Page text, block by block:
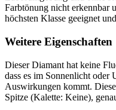
Farbtönung nicht erkennbar
höchsten Klasse geeignet
Weitere Eigenschaften
Dieser Diamant hat keine
dass es im Sonnenlicht
Auswirkungen kommt.
Spitze (Kalette: Keine),